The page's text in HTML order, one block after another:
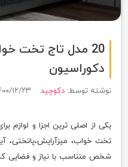
20 مدل تاج تخت
دکوراسیون
نوشته توسط: دکوچید ۱۴۰۰/۱۲/
یکی از اصلی ترین اجزا و لوازم
تخت خواب،
شخص متناسب با نیاز و فضایی